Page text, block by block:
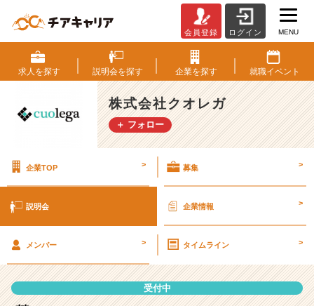
式
会
社
ク
オ
レ
明
細
会員登録 ログイン MENU
求人を探す 説明会を探す 企業を探す 就職イベント
株式会社クオレガ
＋ フォロー
企業TOP > 募集 >
説明会 企業情報 >
メンバー > タイムライン >
受付中